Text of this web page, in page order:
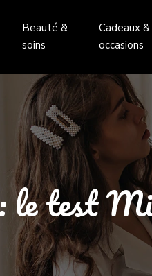
Beauté &
soins
Cadeaux &
occasions
test